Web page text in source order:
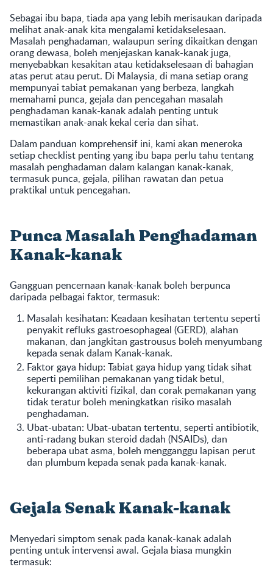
Sebagai ibu bapa, tiada apa yang lebih merisaukan daripada
melihat anak-anak kita mengalami ketidakselesaan.
Masalah penghadaman, walaupun sering dikaitkan dengan
orang dewasa, boleh menjejaskan kanak-kanak juga,
menyebabkan kesakitan atau ketidakselesaan di bahagian
atas perut atau perut. Di Malaysia, di mana setiap orang
mempunyai tabiat pemakanan yang berbeza, langkah
memahami punca, gejala dan pencegahan masalah
penghadaman kanak-kanak adalah penting untuk
memastikan anak-anak kekal ceria dan sihat.
Dalam panduan komprehensif ini, kami akan meneroka
setiap checklist penting yang ibu bapa perlu tahu tentang
masalah penghadaman dalam kalangan kanak-kanak,
termasuk punca, gejala, pilihan rawatan dan petua
praktikal untuk pencegahan.
Punca Masalah Penghadaman
Kanak-kanak
Gangguan pencernaan kanak-kanak boleh berpunca
daripada pelbagai faktor, termasuk:
Masalah kesihatan: Keadaan kesihatan tertentu seperti
penyakit refluks gastroesophageal (GERD), alahan
makanan, dan jangkitan gastrousus boleh menyumbang
kepada senak dalam Kanak-kanak.
Faktor gaya hidup: Tabiat gaya hidup yang tidak sihat
seperti pemilihan pemakanan yang tidak betul,
kekurangan aktiviti fizikal, dan corak pemakanan yang
tidak teratur boleh meningkatkan risiko masalah
penghadaman.
Ubat-ubatan: Ubat-ubatan tertentu, seperti antibiotik,
anti-radang bukan steroid dadah (NSAIDs), dan
beberapa ubat asma, boleh mengganggu lapisan perut
dan plumbum kepada senak pada kanak-kanak.
Gejala Senak Kanak-kanak
Menyedari simptom senak pada kanak-kanak adalah
penting untuk intervensi awal. Gejala biasa mungkin
termasuk: